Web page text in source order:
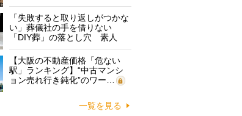
「失敗すると取り返しがつかな
い」葬儀社の手を借りない
「DIY葬」の落とし穴 素人
に…
【大阪の不動産価格「危ない
駅」ランキング】“中古マンシ
ョン売れ行き鈍化”のワー…
一覧を見る